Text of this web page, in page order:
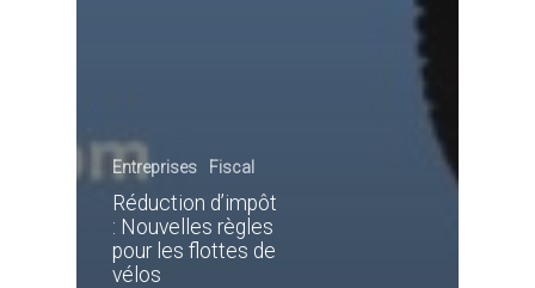
Entreprises Fiscal
Réduction d’impôt
: Nouvelles règles
pour les flottes de
vélos